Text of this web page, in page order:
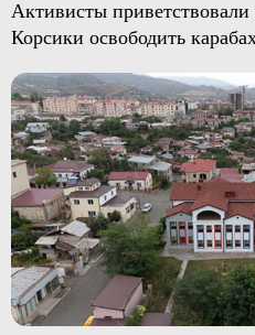
Активисты
Корсики освободить